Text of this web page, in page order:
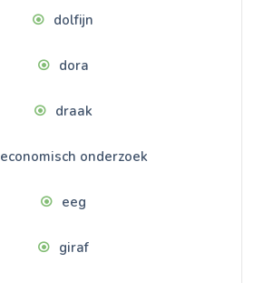
dolfijn
dora
draak
economisch onderzoek
eeg
giraf